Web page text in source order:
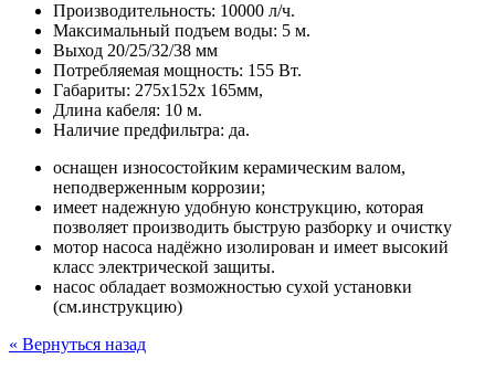
Производительность: 10000 л/ч.
Максимальный подъем воды: 5 м.
Выход 20/25/32/38 мм
Потребляемая мощность: 155 Вт.
Габариты: 275x152x 165мм,
Длина кабеля: 10 м.
Наличие предфильтра: да.
оснащен износостойким керамическим валом,
неподверженным коррозии;
имеет надежную удобную конструкцию, которая
позволяет производить быструю разборку и очистку
мотор насоса надёжно изолирован и имеет высокий
класс электрической защиты.
насос обладает возможностью сухой установки
(см.инструкцию)
« Вернуться назад